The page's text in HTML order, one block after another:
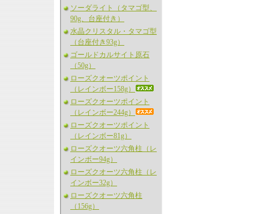
ソーダライト（タマゴ型、
90g、台座付き）
水晶クリスタル・タマゴ型
（台座付き93g）
ゴールドカルサイト原石
（50g）
ローズクオーツポイント
（レインボー158g）
ローズクオーツポイント
（レインボー244g）
ローズクオーツポイント
（レインボー81g）
ローズクオーツ六角柱（レ
インボー94g）
ローズクオーツ六角柱（レ
インボー32g）
ローズクオーツ六角柱
（156g）